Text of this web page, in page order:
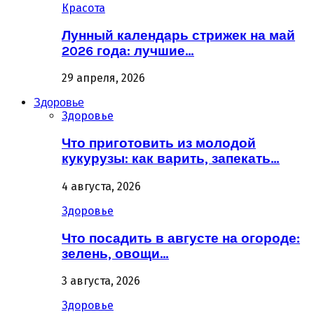
Красота
Лунный календарь стрижек на май
2026 года: лучшие…
29 апреля, 2026
Здоровье
Здоровье
Что приготовить из молодой
кукурузы: как варить, запекать…
4 августа, 2026
Здоровье
Что посадить в августе на огороде:
зелень, овощи…
3 августа, 2026
Здоровье